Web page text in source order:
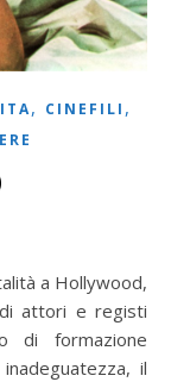
, CINEFILI ,
attori e registi
di formazione
il